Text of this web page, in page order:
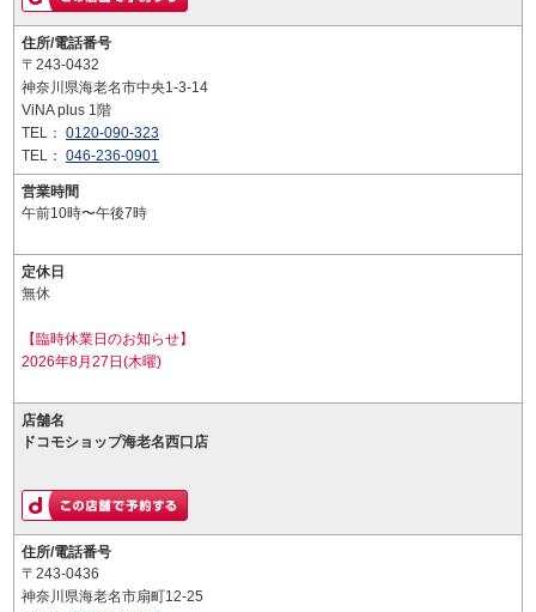
住所/電話番号
〒243-0432
神奈川県海老名市中央1-3-14
ViNA plus 1階
TEL： 0120-090-323
TEL： 046-236-0901
営業時間
午前10時〜午後7時
定休日
無休
【臨時休業日のお知らせ】
2026年8月27日(木曜)
店舗名
ドコモショップ海老名西口店
住所/電話番号
〒243-0436
神奈川県海老名市扇町12-25